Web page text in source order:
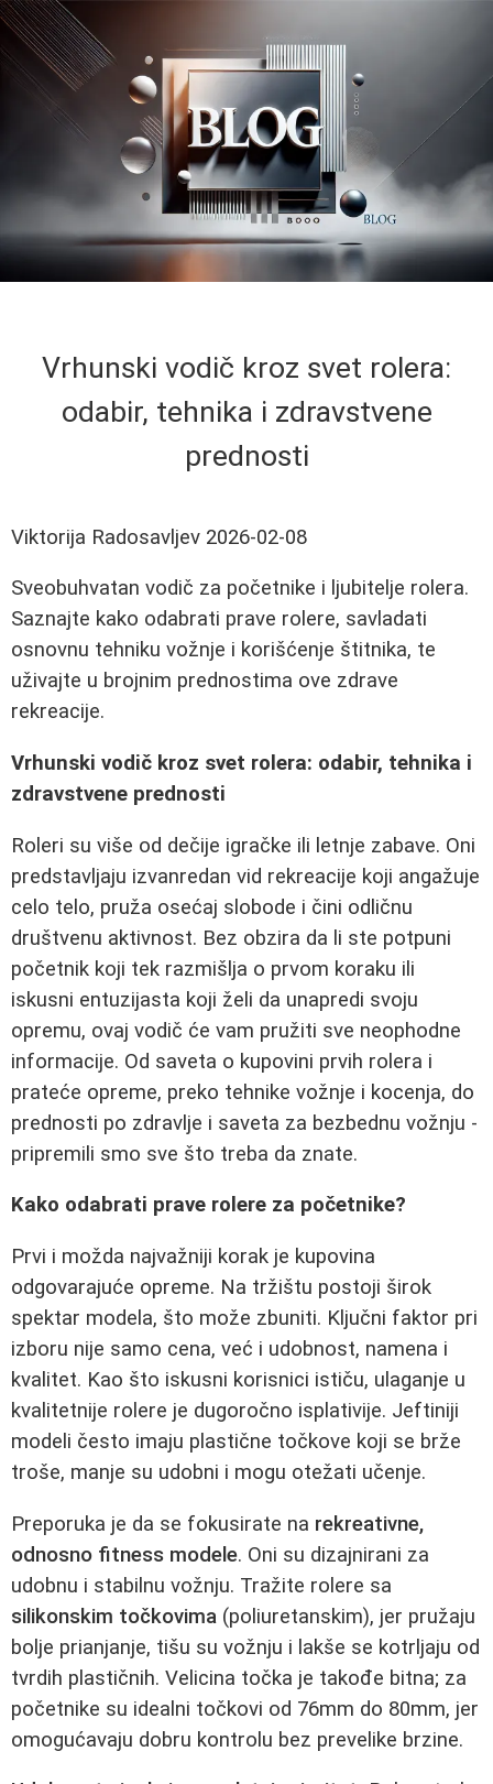
Vrhunski vodič kroz svet rolera:
odabir, tehnika i zdravstvene
prednosti
Viktorija Radosavljev 2026-02-08
Sveobuhvatan vodič za početnike i ljubitelje rolera.
Saznajte kako odabrati prave rolere, savladati
osnovnu tehniku vožnje i korišćenje štitnika, te
uživajte u brojnim prednostima ove zdrave
rekreacije.
Vrhunski vodič kroz svet rolera: odabir, tehnika i
zdravstvene prednosti
Roleri su više od dečije igračke ili letnje zabave. Oni
predstavljaju izvanredan vid rekreacije koji angažuje
celo telo, pruža osećaj slobode i čini odličnu
društvenu aktivnost. Bez obzira da li ste potpuni
početnik koji tek razmišlja o prvom koraku ili
iskusni entuzijasta koji želi da unapredi svoju
opremu, ovaj vodič će vam pružiti sve neophodne
informacije. Od saveta o kupovini prvih rolera i
prateće opreme, preko tehnike vožnje i kocenja, do
prednosti po zdravlje i saveta za bezbednu vožnju -
pripremili smo sve što treba da znate.
Kako odabrati prave rolere za početnike?
Prvi i možda najvažniji korak je kupovina
odgovarajuće opreme. Na tržištu postoji širok
spektar modela, što može zbuniti. Ključni faktor pri
izboru nije samo cena, već i udobnost, namena i
kvalitet. Kao što iskusni korisnici ističu, ulaganje u
kvalitetnije rolere je dugoročno isplativije. Jeftiniji
modeli često imaju plastične točkove koji se brže
troše, manje su udobni i mogu otežati učenje.
Preporuka je da se fokusirate na rekreativne,
odnosno fitness modele. Oni su dizajnirani za
udobnu i stabilnu vožnju. Tražite rolere sa
silikonskim točkovima (poliuretanskim), jer pružaju
bolje prianjanje, tišu su vožnju i lakše se kotrljaju od
tvrdih plastičnih. Velicina točka je takođe bitna; za
početnike su idealni točkovi od 76mm do 80mm, jer
omogućavaju dobru kontrolu bez prevelike brzine.